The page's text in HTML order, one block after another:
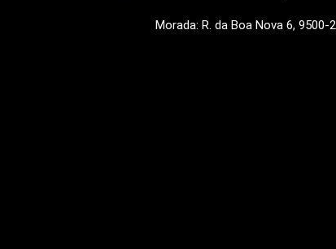
Morada: R. da Boa Nova 6, 9500-